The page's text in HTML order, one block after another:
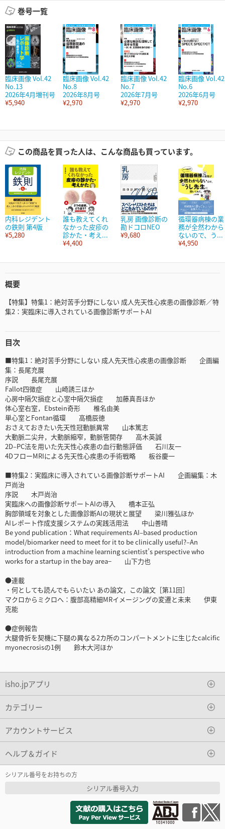
巻号一覧
臨床画像 Vol.42
No.13
2026年4月増刊号
¥5,940
臨床画像 Vol.42
No.8
2026年8月号
¥2,970
臨床画像 Vol.42
No.7
2026年7月号
¥2,970
臨床画像 Vol.42
No.6
2026年6月号
¥2,970
この商品を買った人は、こんな商品も買っています。
内科レジデント
の鉄則 第4版
¥5,280
誰も教えてくれ
なかった皮疹の
診かた・考え...
¥4,400
乳房 画像診断の
勘ドコロNEO
¥9,680
循環器病棟の業
務が全然わから
ないので、う...
¥4,950
概要
【特集】特集1：絶対苦手分野にしない 成人先天性心疾患の画像診断／特
集2：実臨床に導入されている画像診断サポートAI
目次
■特集1：絶対苦手分野にしない 成人先天性心疾患の画像診断 企画編
集：長尾充展
序説 長尾充展
Fallot四徴症 山崎誘三ほか
心房中隔欠損症と心室中隔欠損症 加藤真吾ほか
体心室右室，Ebstein奇形 椎名由美
単心室とFontan循環 高橋辰徳
おさえておきたい先天性冠動脈異常 山本篤志
大動脈二尖弁，大動脈縮窄，動脈管開存 高木英誠
2D–PC法を用いた先天性心疾患の血行動態評価 石川友一
4DフローMRIによる先天性心疾患の手術戦略 板谷慶一
■特集2：実臨床に導入されている画像診断サポートAI 企画編集：木
戸尚治
序説 木戸尚治
実臨床への画像診断サポートAIの導入 橋本正弘
胸部領域を対象とした画像診断AIの現状と展望 梁川雅弘ほか
AIレポート作成支援システムの実践活用法 中山善晴
Be yond publication：What requirements AI–based production
model/biomarker need to meet for it to be clinically useful?–An
introduction from a machine learning scientist’s perspective who
works for a startup in the bay area− 山下力也
●連載
・何としても読んでもらいたい あの論文，この論文［第11回］
マクロからミクロへ：腹部高精細MRイメージングの変遷と未来 伊東
克能
●症例報告
大腿骨折を契機に下腿の異なる2カ所のコンパートメントに生じたcalcific
myonecrosisの1例 鈴木大河ほか
isho.jpアプリ
カテゴリー
アカウントサービス
ヘルプ＆ガイド
シリアル番号をお持ちの方
シリアル番号入力